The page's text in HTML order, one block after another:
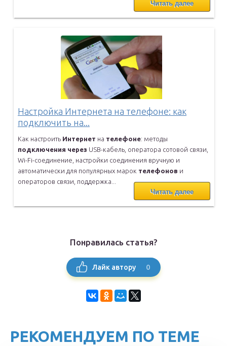
Читать далее
Настройка Интернета на телефоне: как
подключить на...
Как настроить Интернет на телефоне: методы
подключения через USB-кабель, оператора сотовой связи,
Wi-Fi-соединение, настройки соединения вручную и
автоматически для популярных марок телефонов и
операторов связи, поддержка...
Читать далее
Понравилась статья?
Лайк автору 0
РЕКОМЕНДУЕМ ПО ТЕМЕ